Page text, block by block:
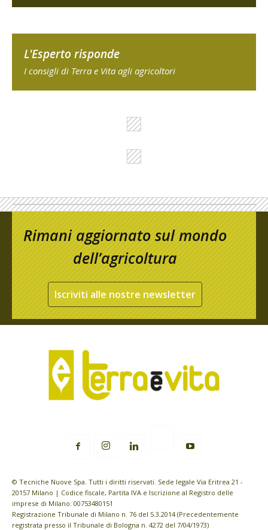
L'Esperto risponde
I consigli di Terra e Vita agli agricoltori
Rimani aggiornato sul mondo
dell’agricoltura
Iscriviti alle nostre newsletter
© Tecniche Nuove Spa. Tutti i diritti riservati. Sede legale Via Eritrea 21 -
20157 Milano | Codice fiscale, Partita IVA e Iscrizione al Registro delle
imprese di Milano: 00753480151
Registrazione Tribunale di Milano n. 76 del 5.3.2014 (Precedentemente
registrata presso il Tribunale di Bologna n. 4272 del 7/04/1973)